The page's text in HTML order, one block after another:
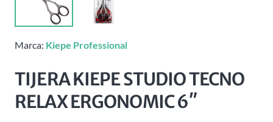
Marca: Kiepe Professional
TIJERA KIEPE STUDIO TECNO
RELAX ERGONOMIC 6″